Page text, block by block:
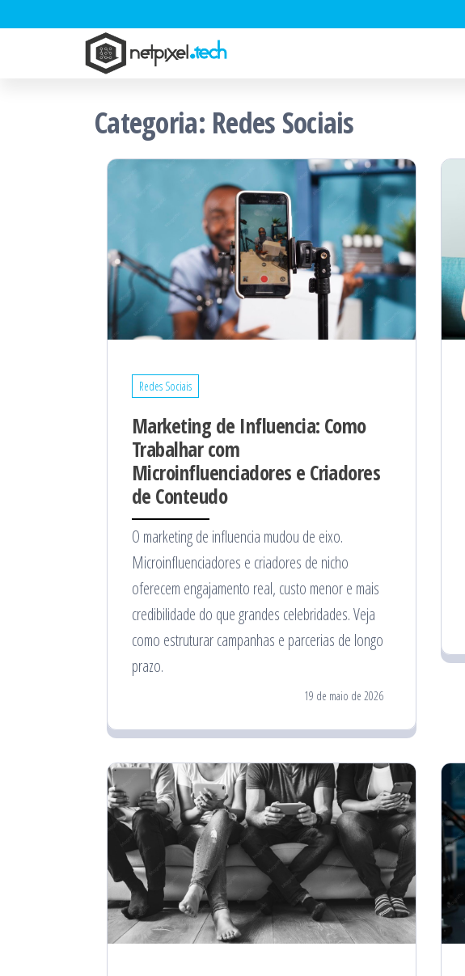
Categoria: Redes Sociais
Redes Sociais
Marketing de Influencia: Como
Trabalhar com
Microinfluenciadores e Criadores
de Conteudo
O marketing de influencia mudou de eixo.
Microinfluenciadores e criadores de nicho
oferecem engajamento real, custo menor e mais
credibilidade do que grandes celebridades. Veja
como estruturar campanhas e parcerias de longo
prazo.
19 de maio de 2026